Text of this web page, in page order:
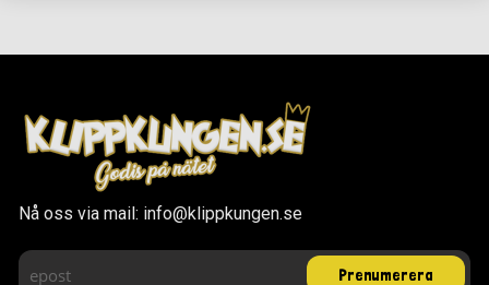
Nå oss via mail: info@klippkungen.se